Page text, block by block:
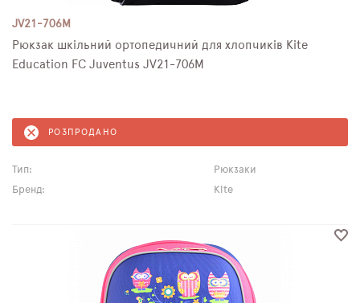
JV21-706M
Рюкзак шкільний ортопедичний для хлопчиків Kite
Education FC Juventus JV21-706M
РОЗПРОДАНО
Тип:
Рюкзаки
Бренд:
Kite